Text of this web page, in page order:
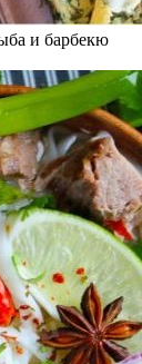
и барбекю